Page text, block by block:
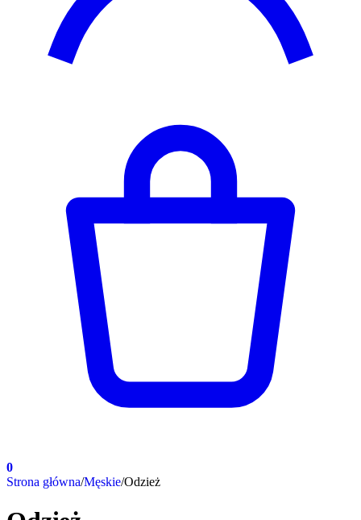
0
Strona główna/Męskie/Odzież